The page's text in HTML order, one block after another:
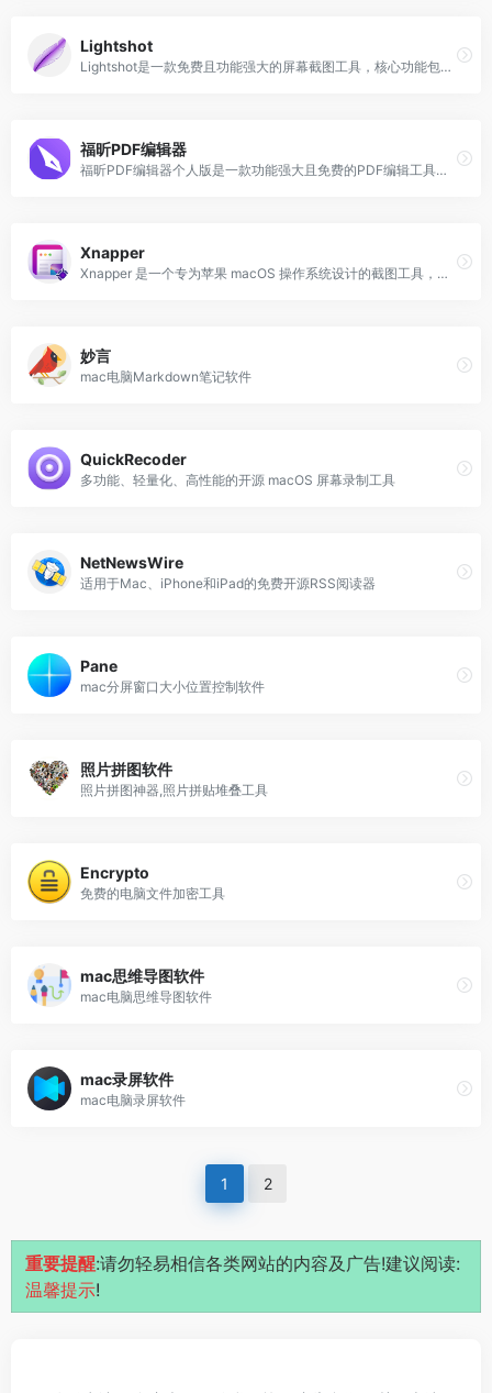
Lightshot
Lightshot是一款免费且功能强大的屏幕截图工具，核心功能包括快速截图、选定区域截图、全屏截图以及视频和动画的录制。
福昕PDF编辑器
福昕PDF编辑器个人版是一款功能强大且免费的PDF编辑工具，适用于个人用户和企业用户。
Xnapper
Xnapper 是一个专为苹果 macOS 操作系统设计的截图工具，允许用户快速、方便地捕捉屏幕截图，并且提供了一系列的功能来优化截图的质量和分享的便捷性。
妙言
mac电脑Markdown笔记软件
QuickRecoder
多功能、轻量化、高性能的开源 macOS 屏幕录制工具
NetNewsWire
适用于Mac、iPhone和iPad的免费开源RSS阅读器
Pane
mac分屏窗口大小位置控制软件
照片拼图软件
照片拼图神器,照片拼贴堆叠工具
Encrypto
免费的电脑文件加密工具
mac思维导图软件
mac电脑思维导图软件
mac录屏软件
mac电脑录屏软件
1 2
重要提醒:请勿轻易相信各类网站的内容及广告!建议阅读:
温馨提示!